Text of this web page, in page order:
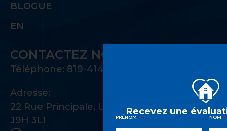
BLOGUE
EN
CONTACTEZ NOUS
Téléphone: 819-414-1221
Adresse:
22 Rue Principale, Unité 100 Gatineau, QC
J9H 3L1
Recevez une
PRÉNOM NOM